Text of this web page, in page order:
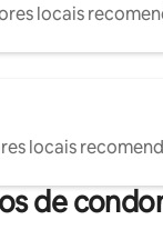
locais
locais
de